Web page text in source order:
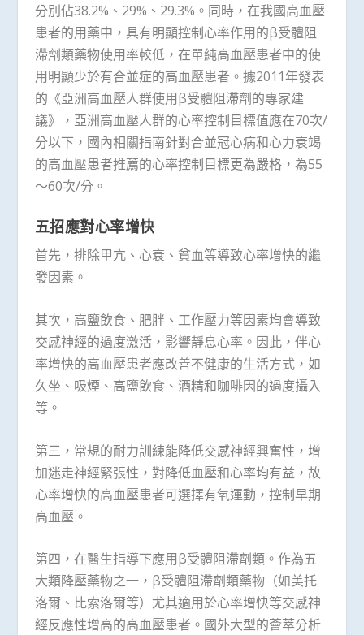
分別佔38.2%、29%、29.3%。同時，在我國高血壓
患者的用藥中，具有明顯控制心率作用的β受體阻
滯劑類藥物使用率較低，在單純高血壓患者中的使
用明顯少於有合並症的高血壓患者。據2011年發表
的《亞洲高血壓人群使用β受體阻滯劑的專家建
議》，亞洲高血壓人群的心率控制目標值應在70次/
分以下，國內相關指南針對合並冠心病和心力衰竭
的高血壓患者推薦的心率控制目標更為嚴格，為55
～60次/分。
五招應對心率增快
首先，排除甲亢、心衰、貧血等導致心率增快的繼
發因素。
其次，高鹽飲食、肥胖、工作壓力等因素均會導致
交感神經的過度激活，影響靜息心率。因此，伴心
率增快的高血壓患者應改善不健康的生活方式，如
久坐、吸煙、高鹽飲食、酒精和咖啡因的過度攝入
等。
第三，常規的耐力訓練能降低交感神經興奮性，增
加迷走神經緊張性，對降低血壓和心率均有益，故
心率增快的高血壓患者可選擇有氧運動，控制早期
高血壓。
第四，在醫生指導下應用β受體阻滯劑類。作為五
大類降壓藥物之一，β受體阻滯劑類藥物（如美托
洛爾、比索洛爾等）尤其適用於心率增快等交感神
經反應性增高的高血壓患者。國外大型的薈萃分析